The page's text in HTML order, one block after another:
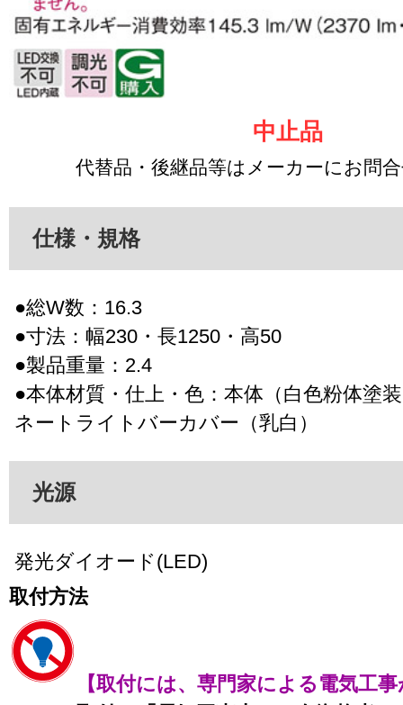
中止品
代替品・後継品等はメーカーにお問
仕様・規格
●総W数：16.3
●寸法：幅230・長1250・高50
●製品重量：2.4
●本体材質・仕上・色：本体（白色粉体塗
ネートライトバーカバー（乳白）
光源
発光ダイオード(LED)
取付方法
【取付には、専門家による電気工